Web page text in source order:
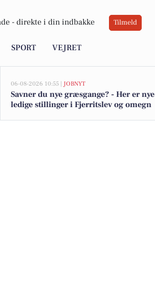
- direkte i din indbakke Tilmeld
SPORT VEJRET
06-08-2026 10:55 | JOBNYT
Savner du nye græsgange? - Her er nye
ledige stillinger i Fjerritslev og omegn